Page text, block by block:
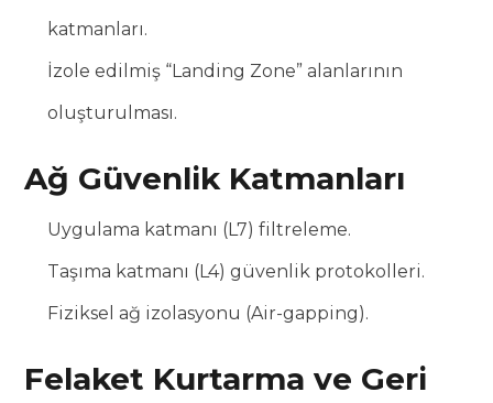
katmanları.
İzole edilmiş “Landing Zone” alanlarının
oluşturulması.
Ağ Güvenlik Katmanları
Uygulama katmanı (L7) filtreleme.
Taşıma katmanı (L4) güvenlik protokolleri.
Fiziksel ağ izolasyonu (Air-gapping).
Felaket Kurtarma ve Geri